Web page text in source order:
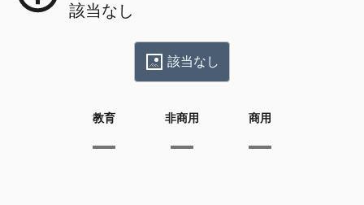
該当なし
該当なし
教育 非商用 商用